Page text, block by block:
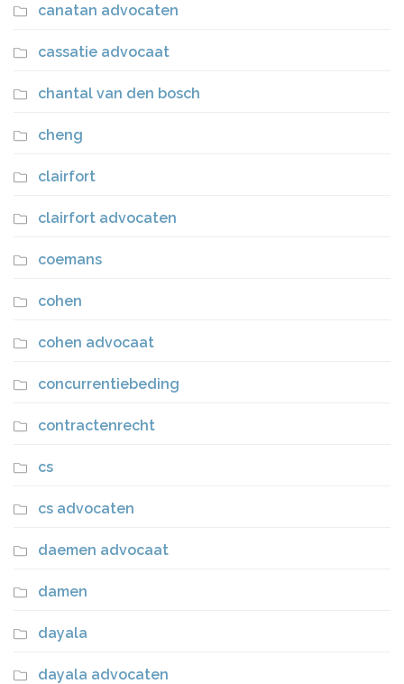
canatan advocaten
cassatie advocaat
chantal van den bosch
cheng
clairfort
clairfort advocaten
coemans
cohen
cohen advocaat
concurrentiebeding
contractenrecht
cs
cs advocaten
daemen advocaat
damen
dayala
dayala advocaten